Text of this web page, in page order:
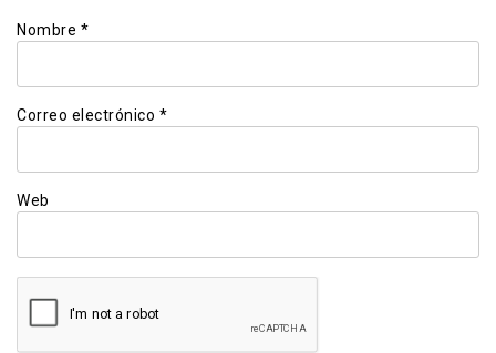
Nombre *
Correo electrónico *
Web